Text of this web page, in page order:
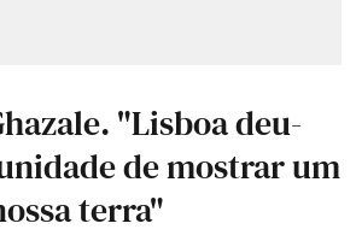
"Lisboa deu-
de mostrar um
terra"